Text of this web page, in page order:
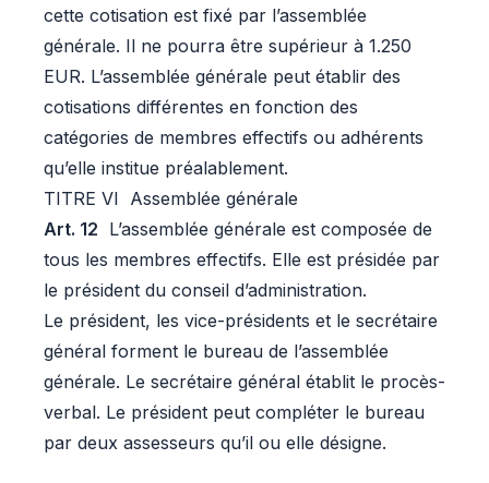
cette cotisation est fixé par l’assemblée
générale. Il ne pourra être supérieur à 1.250
EUR. L’assemblée générale peut établir des
cotisations différentes en fonction des
catégories de membres effectifs ou adhérents
qu’elle institue préalablement.
TITRE VI Assemblée générale
Art. 12 L’assemblée générale est composée de
tous les membres effectifs. Elle est présidée par
le président du conseil d’administration.
Le président, les vice-présidents et le secrétaire
général forment le bureau de l’assemblée
générale. Le secrétaire général établit le procès-
verbal. Le président peut compléter le bureau
par deux assesseurs qu’il ou elle désigne.